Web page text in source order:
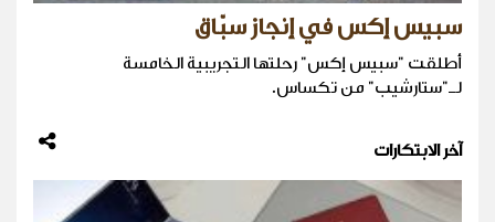
سبيس إكس في إنجاز سبّاق
أطلقت "سبيس إكس" رحلتها التجريبية الخامسة
لـ"ستارشيب" من تكساس.
آخر الابتكارات